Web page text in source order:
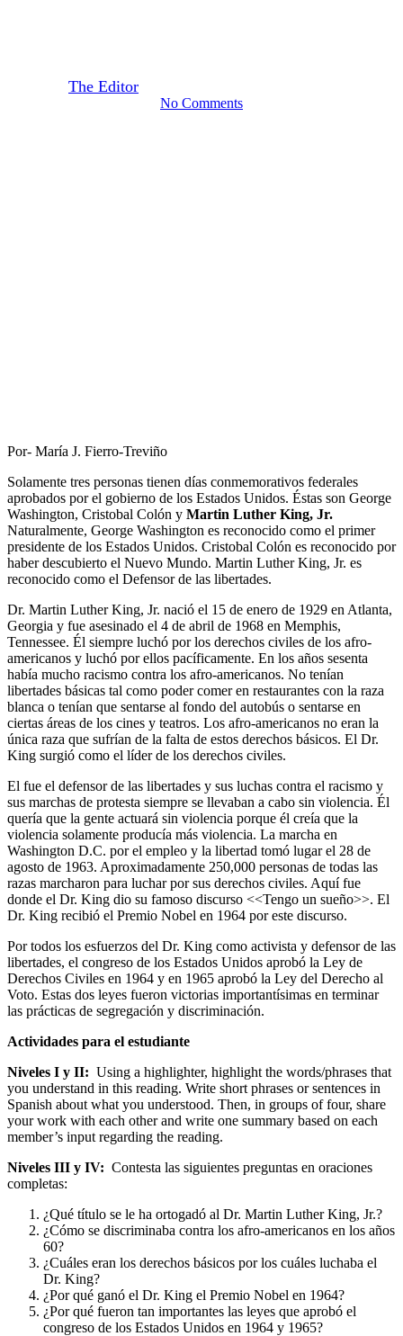
The Editor
No Comments
Por- María J. Fierro-Treviño
Solamente tres personas tienen días conmemorativos federales
aprobados por el gobierno de los Estados Unidos. Éstas son George
Washington, Cristobal Colón y Martin Luther King, Jr.
Naturalmente, George Washington es reconocido como el primer
presidente de los Estados Unidos. Cristobal Colón es reconocido por
haber descubierto el Nuevo Mundo. Martin Luther King, Jr. es
reconocido como el Defensor de las libertades.
Dr. Martin Luther King, Jr. nació el 15 de enero de 1929 en Atlanta,
Georgia y fue asesinado el 4 de abril de 1968 en Memphis,
Tennessee. Él siempre luchó por los derechos civiles de los afro-
americanos y luchó por ellos pacíficamente. En los años sesenta
había mucho racismo contra los afro-americanos. No tenían
libertades básicas tal como poder comer en restaurantes con la raza
blanca o tenían que sentarse al fondo del autobús o sentarse en
ciertas áreas de los cines y teatros. Los afro-americanos no eran la
única raza que sufrían de la falta de estos derechos básicos. El Dr.
King surgió como el líder de los derechos civiles.
El fue el defensor de las libertades y sus luchas contra el racismo y
sus marchas de protesta siempre se llevaban a cabo sin violencia. Él
quería que la gente actuará sin violencia porque él creía que la
violencia solamente producía más violencia. La marcha en
Washington D.C. por el empleo y la libertad tomó lugar el 28 de
agosto de 1963. Aproximadamente 250,000 personas de todas las
razas marcharon para luchar por sus derechos civiles. Aquí fue
donde el Dr. King dio su famoso discurso <<Tengo un sueño>>. El
Dr. King recibió el Premio Nobel en 1964 por este discurso.
Por todos los esfuerzos del Dr. King como activista y defensor de las
libertades, el congreso de los Estados Unidos aprobó la Ley de
Derechos Civiles en 1964 y en 1965 aprobó la Ley del Derecho al
Voto. Estas dos leyes fueron victorias importantísimas en terminar
las prácticas de segregación y discriminación.
Actividades para el estudiante
Niveles I y II: Using a highlighter, highlight the words/phrases that
you understand in this reading. Write short phrases or sentences in
Spanish about what you understood. Then, in groups of four, share
your work with each other and write one summary based on each
member’s input regarding the reading.
Niveles III y IV: Contesta las siguientes preguntas en oraciones
completas:
¿Qué título se le ha ortogadó al Dr. Martin Luther King, Jr.?
¿Cómo se discriminaba contra los afro-americanos en los años
60?
¿Cuáles eran los derechos básicos por los cuáles luchaba el
Dr. King?
¿Por qué ganó el Dr. King el Premio Nobel en 1964?
¿Por qué fueron tan importantes las leyes que aprobó el
congreso de los Estados Unidos en 1964 y 1965?